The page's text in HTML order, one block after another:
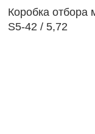
Коробка
S5-42 / 5,72